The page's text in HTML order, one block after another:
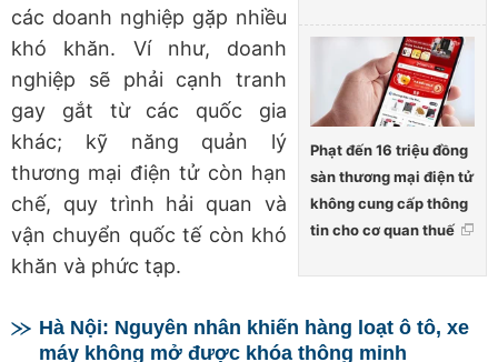
Phạt đến 16 triệu đồng
sàn thương mại điện tử
không cung cấp thông
tin cho cơ quan thuế
các doanh nghiệp gặp nhiều
khó khăn. Ví như, doanh
nghiệp sẽ phải cạnh tranh
gay gắt từ các quốc gia
khác; kỹ năng quản lý
thương mại điện tử còn hạn
chế, quy trình hải quan và
vận chuyển quốc tế còn khó
khăn và phức tạp.
Hà Nội: Nguyên nhân khiến hàng loạt ô tô, xe
máy không mở được khóa thông minh